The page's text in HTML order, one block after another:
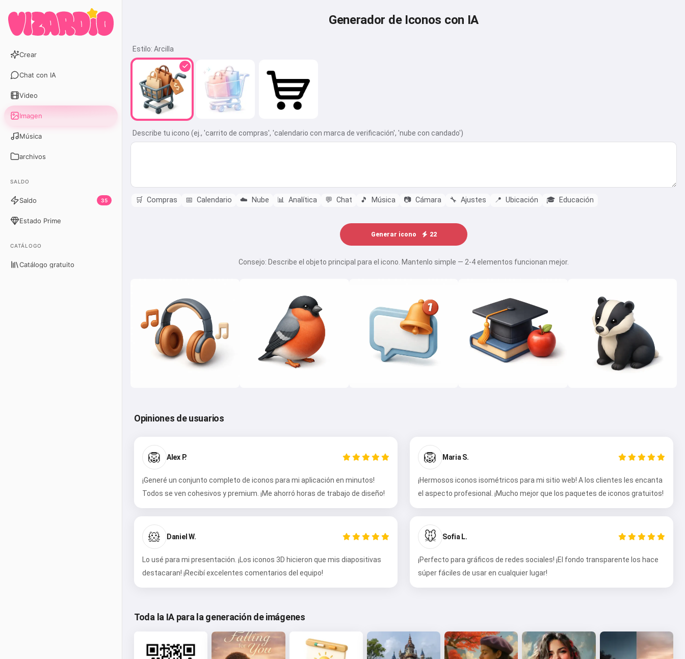
Crear
Chat con IA
Video
Imagen
Música
archivos
SALDO
Saldo 35
Estado Prime
CATÁLOGO
Catálogo gratuito
Generador de Iconos con IA
Estilo: Arcilla
Describe tu icono (ej., 'carrito de compras', 'calendario con marca de verificación', 'nube con candado')
🛒 Compras 📅 Calendario ☁️ Nube 📊 Analítica 💬 Chat 🎵 Música 📷 Cámara 🔧 Ajustes 📍 Ubicación 🎓 Educación
Generar icono 22
Consejo: Describe el objeto principal para el icono. Mantenlo simple — 2-4 elementos funcionan mejor.
Opiniones de usuarios
🦁 Alex P.
¡Generé un conjunto completo de iconos para mi aplicación en minutos!
Todos se ven cohesivos y premium. ¡Me ahorró horas de trabajo de diseño!
🦁 Maria S.
¡Hermosos iconos isométricos para mi sitio web! A los clientes les encanta
el aspecto profesional. ¡Mucho mejor que los paquetes de iconos gratuitos!
🐹 Daniel W.
Lo usé para mi presentación. ¡Los iconos 3D hicieron que mis diapositivas
destacaran! ¡Recibí excelentes comentarios del equipo!
🐭 Sofia L.
¡Perfecto para gráficos de redes sociales! ¡El fondo transparente los hace
súper fáciles de usar en cualquier lugar!
Toda la IA para la generación de imágenes